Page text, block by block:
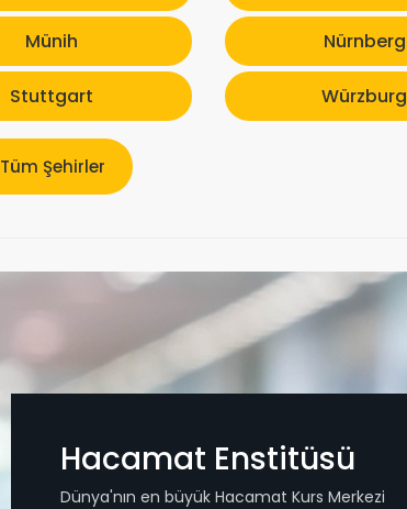
Münih Nürnberg
Stuttgart Würzburg
Tüm Şehirler
Hacamat Enstitüsü
Dünya'nın en büyük Hacamat Kurs Merkezi